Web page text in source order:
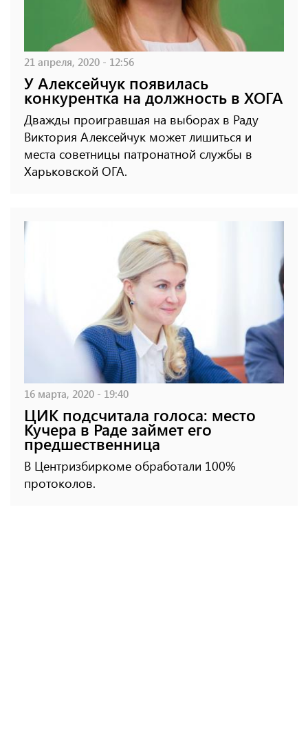
21 апреля, 2020 - 12:56
У Алексейчук появилась
конкурентка на должность в ХОГА
Дважды проигравшая на выборах в Раду
Виктория Алексейчук может лишиться и
места советницы патронатной службы в
Харьковской ОГА.
16 марта, 2020 - 19:40
ЦИК подсчитала голоса: место
Кучера в Раде займет его
предшественница
В Центризбиркоме обработали 100%
протоколов.